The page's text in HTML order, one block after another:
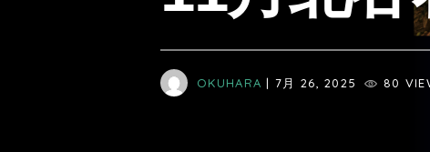
OKUHARA | 7月 26, 2025 80